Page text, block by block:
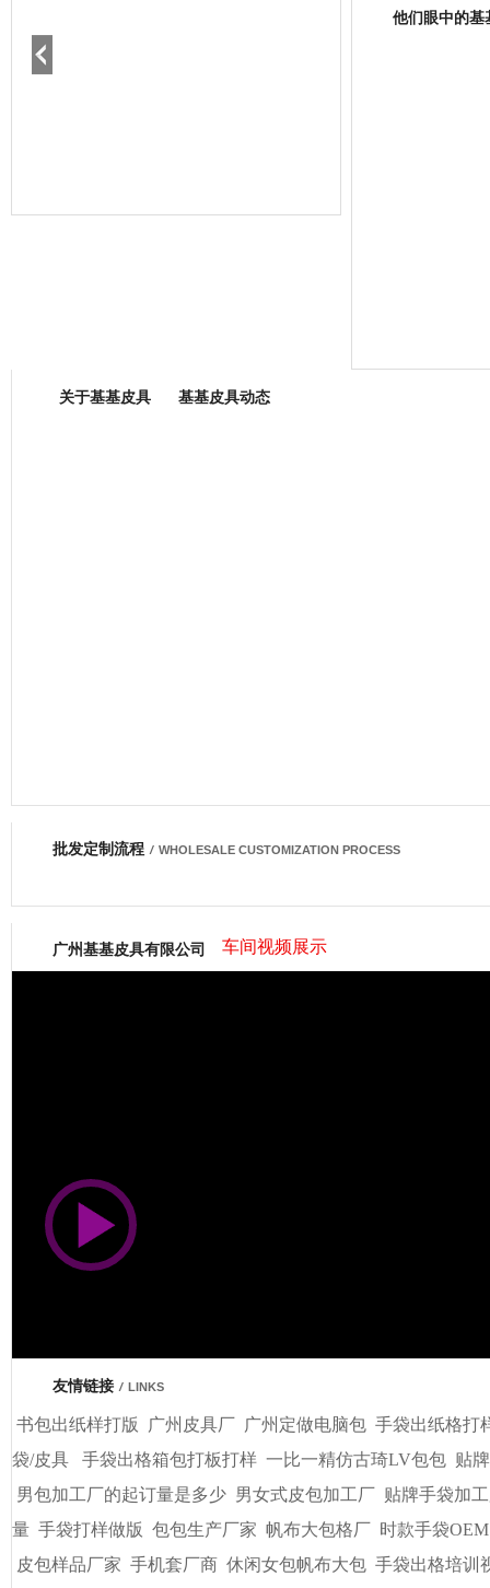
网商会会员
他们眼中的基
关于基基皮具 基基皮具动态
批发定制流程 / WHOLESALE CUSTOMIZATION PROCESS
广州基基皮具有限公司 车间视频展示
友情链接 / LINKS
书包出纸样打版 广州皮具厂 广州定做电脑包 手袋出纸格打
袋/皮具
手袋出格箱包打板打样 一比一精仿古琦LV包包 贴
男包加工厂的起订量是多少 男女式皮包加工厂 贴牌手袋加
量 手袋打样做版 包包生产厂家 帆布大包格厂 时款手袋OEM
皮包样品厂家 手机套厂商 休闲女包帆布大包 手袋出格培训